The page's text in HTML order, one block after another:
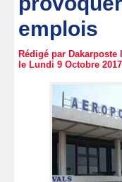
emplois
Rédigé par
le Lundi 9 Octobre